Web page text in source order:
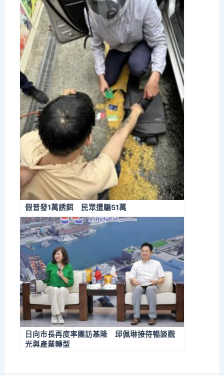
假普發1萬誘餌 民眾遭騙51萬
日向市長再度率團訪基隆 邱佩琳接待暢談觀
光與產業轉型